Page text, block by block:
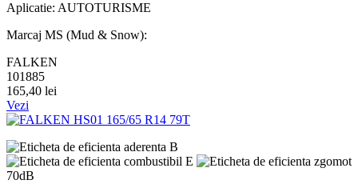
Aplicatie: AUTOTURISME
Marcaj MS (Mud & Snow):
FALKEN
101885
165,40 lei
Vezi
B
E
70dB